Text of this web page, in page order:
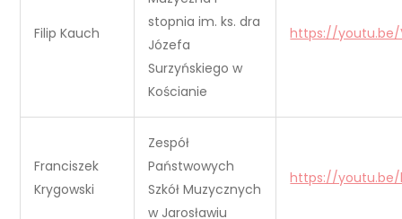
Filip Kauch
stopnia im. ks. dra
Józefa
Surzyńskiego w
Kościanie
https://youtu.be/
Franciszek
Krygowski
Zespół
Państwowych
Szkół Muzycznych
w Jarosławiu
https://youtu.be/